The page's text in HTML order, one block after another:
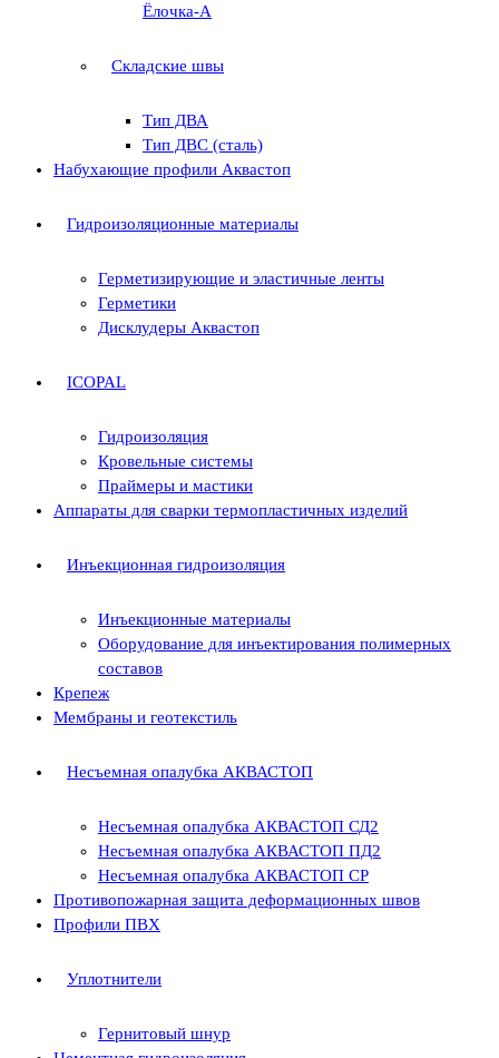
Ёлочка-А
Складские швы
Тип ДВА
Тип ДВС (сталь)
Набухающие профили Аквастоп
Гидроизоляционные материалы
Герметизирующие и эластичные ленты
Герметики
Дисклудеры Аквастоп
ICOPAL
Гидроизоляция
Кровельные системы
Праймеры и мастики
Аппараты для сварки термопластичных изделий
Инъекционная гидроизоляция
Инъекционные материалы
Оборудование для инъектирования полимерных
составов
Крепеж
Мембраны и геотекстиль
Несъемная опалубка АКВАСТОП
Несъемная опалубка АКВАСТОП СД2
Несъемная опалубка АКВАСТОП ПД2
Несъемная опалубка АКВАСТОП СР
Противопожарная защита деформационных швов
Профили ПВХ
Уплотнители
Гернитовый шнур